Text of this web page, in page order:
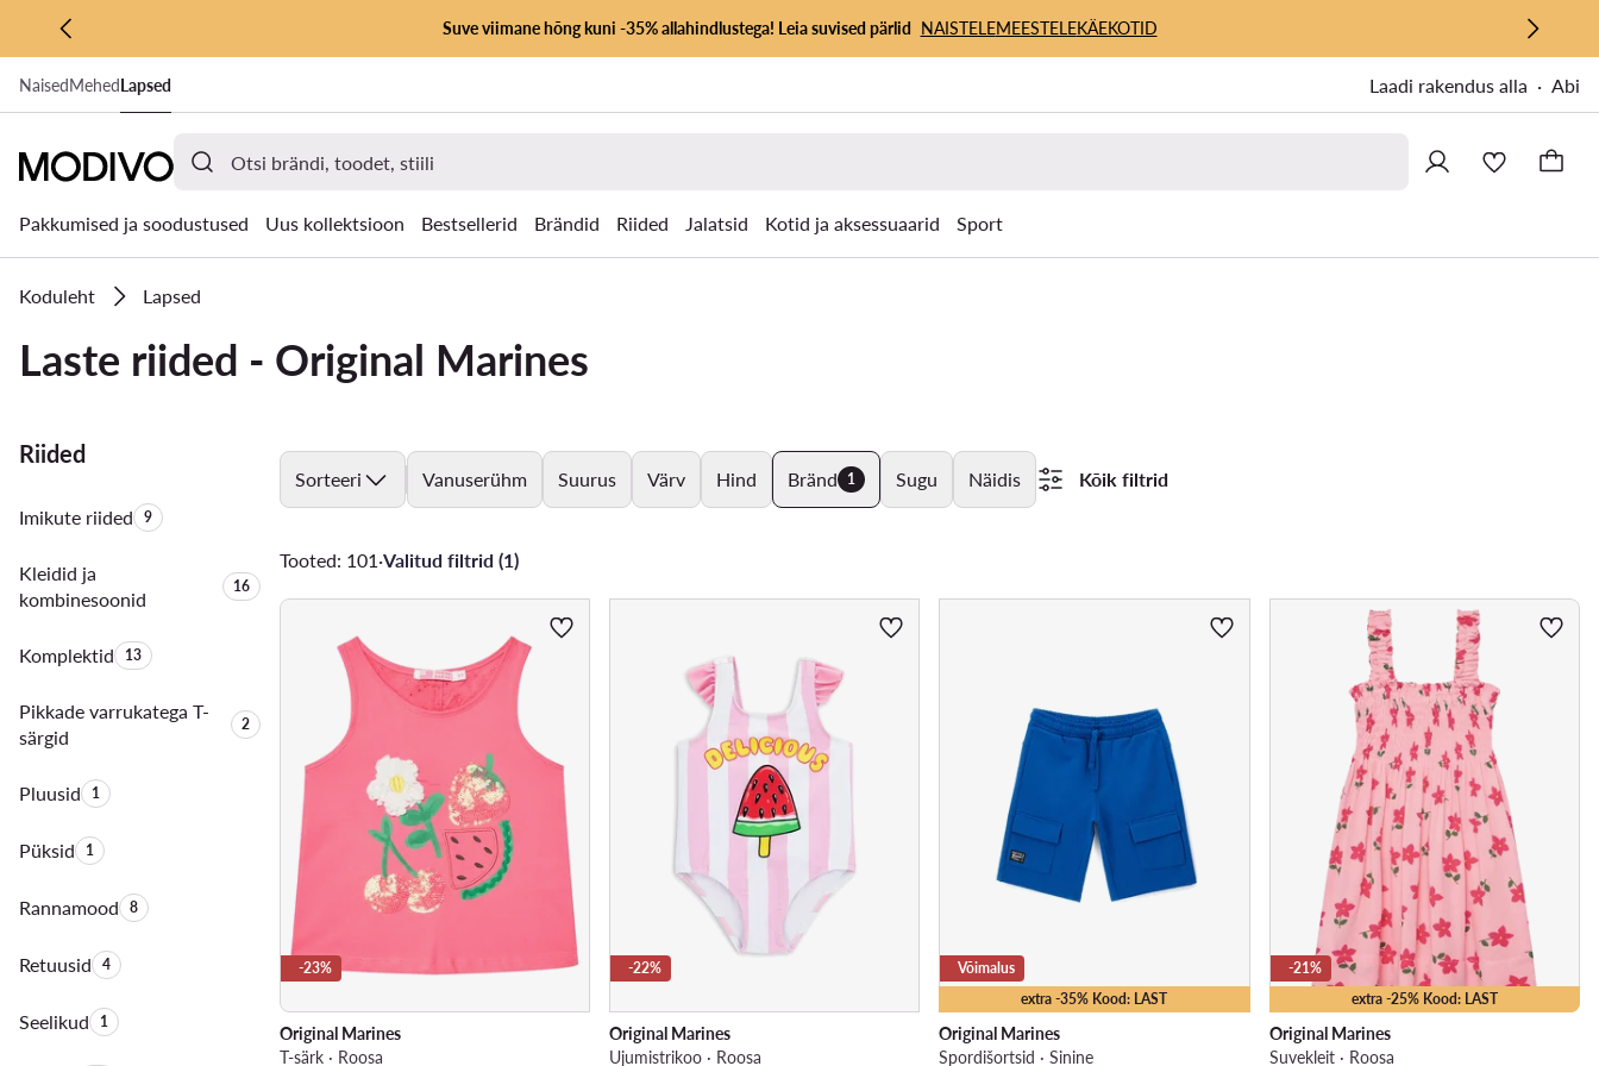
LIIGU PÕHISISU JUURDE
MINE OTSINGUSSE
Suve viimane hõng kuni -35% allahindlustega! Leia suvised pärlid NAISTELEMEESTELEKÄEKOTID
NaisedMehedLapsed Laadi rakendus alla Abi
Pakkumised ja soodustused Uus kollektsioon Bestsellerid Brändid Riided Jalatsid Kotid ja aksessuaarid Sport
Koduleht Lapsed
Laste riided - Original Marines
Riided
Imikute riidedToodete arv:
9
Kleidid ja
kombinesoonid
Toodete arv:
16
KomplektidToodete arv:
13
Pikkade varrukatega T-
särgid
Toodete arv:
2
PluusidToodete arv:
1
PüksidToodete arv:
1
RannamoodToodete arv:
8
RetuusidToodete arv:
4
SeelikudToodete arv:
1
Sorteeri Vanuserühm Suurus Värv Hind Bränd 1 Sugu Näidis Kõik filtrid
Tooted: 101 ·Valitud filtrid (1)
-23%
Original Marines
T-särk · Roosa
-22%
Original Marines
Ujumistrikoo · Roosa
extra -35% Kood: LAST
Võimalus
Original Marines
Spordišortsid · Sinine
extra -25% Kood: LAST
-21%
Original Marines
Suvekleit · Roosa